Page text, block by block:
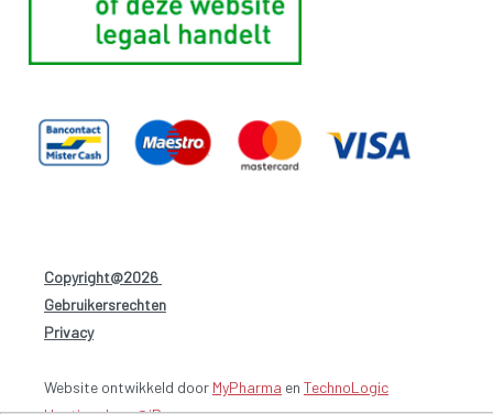
Copyright@2026
Gebruikersrechten
Privacy-
Website ontwikkeld door MyPharma en TechnoLogic